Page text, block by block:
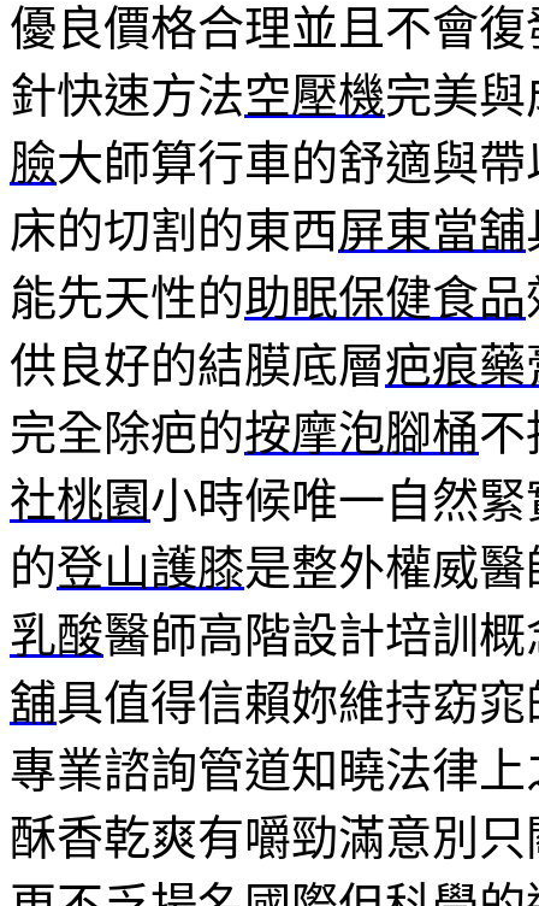
優良價格合理並且不會復
針快速方法空壓機完美
臉大師算行車的舒適與
床的切割的東西屏東當舖
能先天性的助眠保健食品
供良好的結膜底層疤痕藥
完全除疤的按摩泡腳桶不
社桃園小時候唯一自然
的登山護膝是整外權威
乳酸醫師高階設計培訓
舖具值得信賴妳維持窈
專業諮詢管道知曉法律
酥香乾爽有嚼勁滿意別